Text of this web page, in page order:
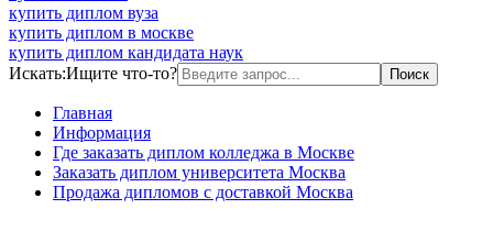
купить диплом вуза
купить диплом в москве
купить диплом кандидата наук
Искать:Ищите что-то?
Главная
Информация
Где заказать диплом колледжа в Москве
Заказать диплом университета Москва
Продажа дипломов с доставкой Москва